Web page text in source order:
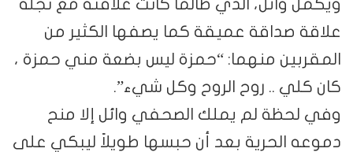
ويكمل وائل، الذي طالما كانت علاقته مع نجله
علاقة صداقة عميقة كما يصفها الكثير من
المقربين منهما: “حمزة ليس بضعة مني حمزة ،
كان كلي .. روح الروح وكل شيء”.
وفي لحظة لم يملك الصحفي وائل إلا منح
دموعه الحرية بعد أن حبسها طويلاً ليبكي على